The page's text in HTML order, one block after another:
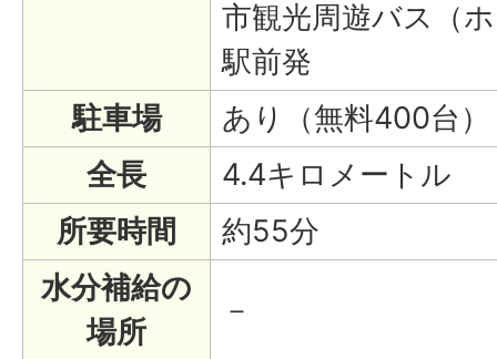
市観光周遊バス（
駅前発
駐車場
あり（無料400台）
全長
4.4キロメートル
所要時間
約55分
水分補給の
場所
－